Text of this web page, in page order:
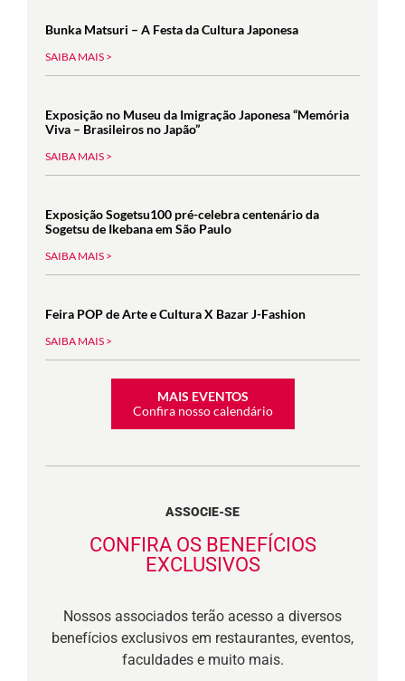
Bunka Matsuri – A Festa da Cultura Japonesa
SAIBA MAIS >
Exposição no Museu da Imigração Japonesa “Memória
Viva – Brasileiros no Japão”
SAIBA MAIS >
Exposição Sogetsu100 pré-celebra centenário da
Sogetsu de Ikebana em São Paulo
SAIBA MAIS >
Feira POP de Arte e Cultura X Bazar J-Fashion
SAIBA MAIS >
MAIS EVENTOS
Confira nosso calendário
ASSOCIE-SE
CONFIRA OS BENEFÍCIOS
EXCLUSIVOS
Nossos associados terão acesso a diversos
benefícios exclusivos em restaurantes, eventos,
faculdades e muito mais.